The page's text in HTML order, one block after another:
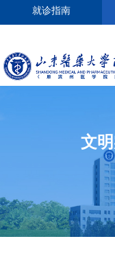
就诊指南
文